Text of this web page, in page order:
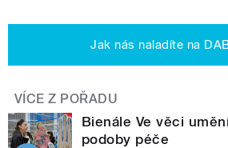
Jak nás naladíte na
VÍCE Z POŘADU
Bienále Ve věci
podoby péče